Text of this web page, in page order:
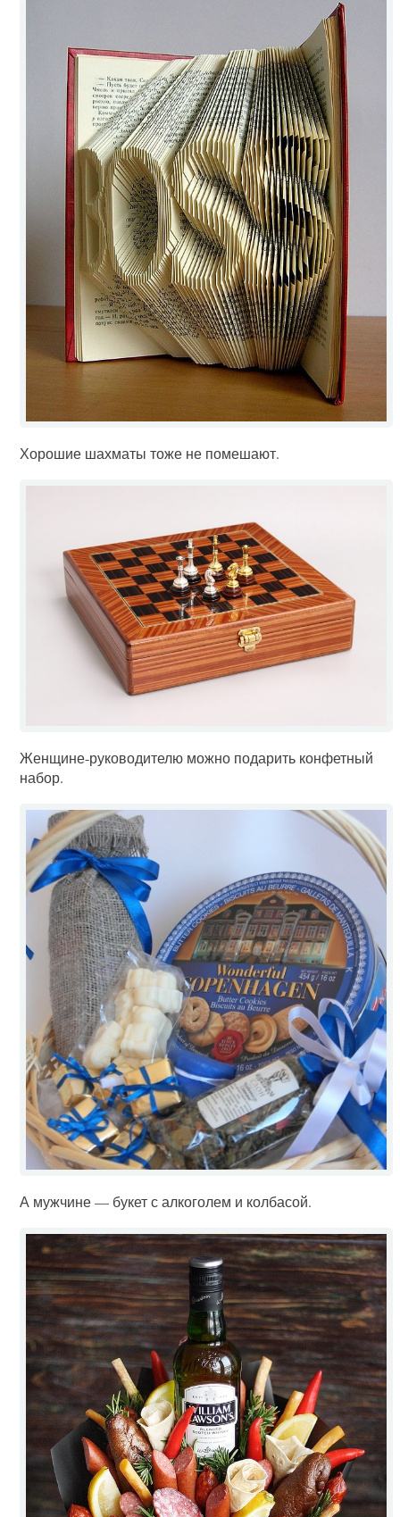
Хорошие шахматы тоже не помешают.
Женщине-руководителю можно подарить конфетный
набор.
А мужчине — букет с алкоголем и колбасой.